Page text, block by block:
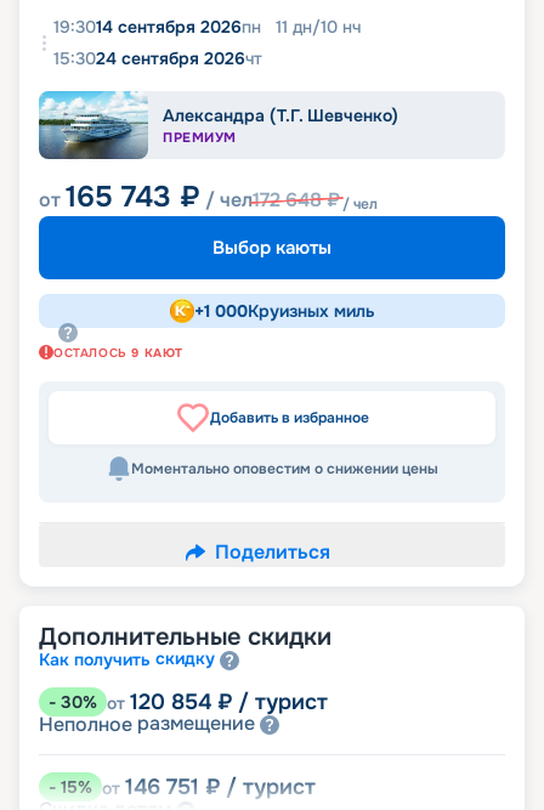
19:3014 сентября 2026пн 11 дн/10 нч
15:3024 сентября 2026чт
Александра (Т.Г. Шевченко)
ПРЕМИУМ
от165 743 ₽ / чел172 648₽/ чел
Выбор каюты
+1 000Круизных миль
ОСТАЛОСЬ 9 КАЮТ
Добавить в избранное
Моментально оповестим о снижении цены
Поделиться
Дополнительные скидки
Как получить скидку
- 30% от 120 854 ₽ / турист
Неполное размещение
-15% от 146 751 ₽ / турист